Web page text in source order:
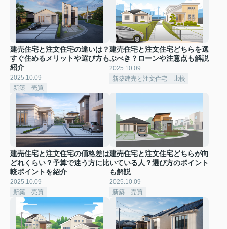
建売住宅と注文住宅の違いは？
すぐ住めるメリットや選び方も
紹介
2025.10.09
新築 売買
建売住宅と注文住宅どちらを選
ぶべき？ローンや注意点も解説
2025.10.09
新築建売と注文住宅 比較
建売住宅と注文住宅の価格差は
どれくらい？予算で迷う方に比
較ポイントを紹介
2025.10.09
新築 売買
建売住宅と注文住宅どちらが向
いている人？選び方のポイント
も解説
2025.10.09
新築 売買